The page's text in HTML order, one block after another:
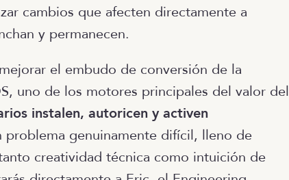
cambios que afecten directamente a
y permanecen.
el embudo de conversión de la
uno de los motores principales del valor del
instalen, autoricen y activen
problema genuinamente difícil, lleno de
creatividad técnica como intuición de